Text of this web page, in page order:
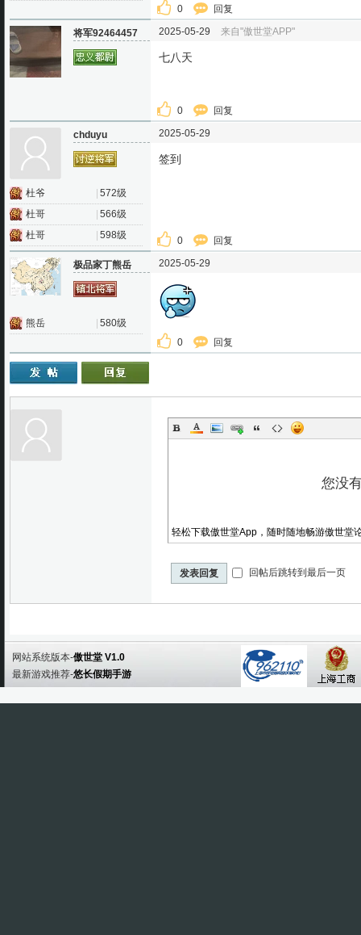
0 回复
将军92464457 2025-05-29 来自"傲世堂APP"
七八天
0 回复
chduyu
杜爷
572级
杜哥
566级
杜哥
598级
2025-05-29
签到
0 回复
极品家丁熊岳
熊岳 580级
2025-05-29
0 回复
轻松下载傲世堂App，随时随地畅游傲世堂
发表回复 回帖后跳转到最后一页
网站系统版本-傲世堂 V1.0
最新游戏推荐-悠长假期手游